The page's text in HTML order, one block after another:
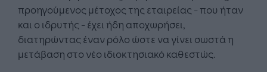
προηγούμενος μέτοχος της εταιρείας - που ήταν
και ο ιδρυτής - έχει ήδη αποχωρήσει,
διατηρώντας έναν ρόλο ώστε να γίνει σωστά η
μετάβαση στο νέο ιδιοκτησιακό καθεστώς.